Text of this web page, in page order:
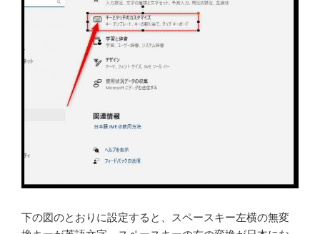
下の図のとおりに設定すると、スペースキー左横の無変